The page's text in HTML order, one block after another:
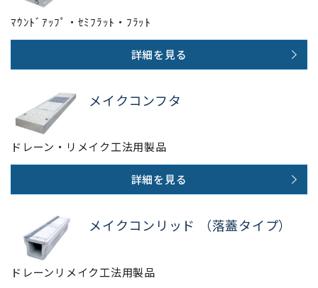
ﾏｳﾝﾄﾞｱｯﾌﾟ・ｾﾐﾌﾗｯﾄ・ﾌﾗｯﾄ
詳細を見る
メイクコンフタ
ドレーン・リメイク工法用製品
詳細を見る
メイクコンリッド （落蓋タイプ）
ドレーンリメイク工法用製品